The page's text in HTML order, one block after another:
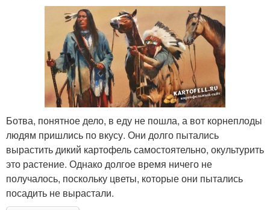
Ботва, понятное дело, в еду не пошла, а вот корнеплоды
людям пришлись по вкусу. Они долго пытались
вырастить дикий картофель самостоятельно, окультурить
это растение. Однако долгое время ничего не
получалось, поскольку цветы, которые они пытались
посадить не вырастали.